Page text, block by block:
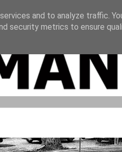
and to analyze traffic.
security metrics to ensure